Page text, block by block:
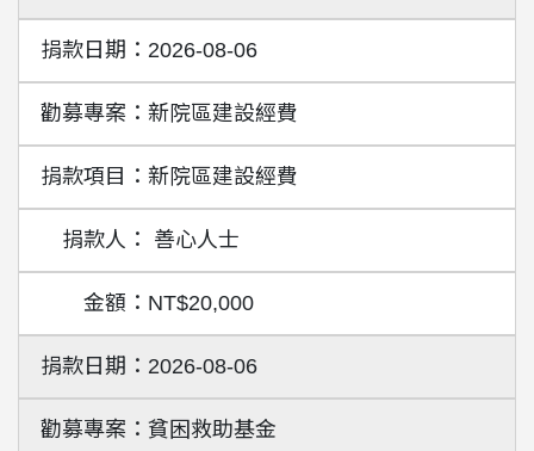
2026-08-06
新院區建設經費
新院區建設經費
善心人士
NT$20,000
2026-08-06
貧困救助基金